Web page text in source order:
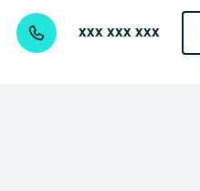
xxx xxx xxx